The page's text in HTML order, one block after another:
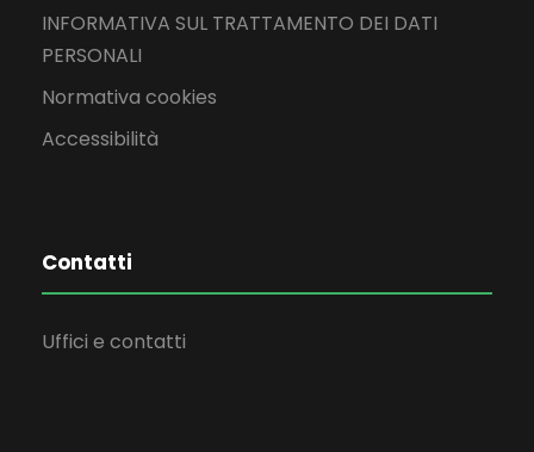
INFORMATIVA SUL TRATTAMENTO DEI DATI
PERSONALI
Normativa cookies
Accessibilità
Contatti
Uffici e contatti